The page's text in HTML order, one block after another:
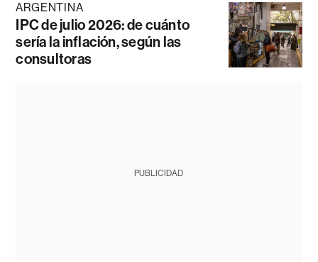
ARGENTINA
IPC de julio 2026: de cuánto
sería la inflación, según las
consultoras
PUBLICIDAD